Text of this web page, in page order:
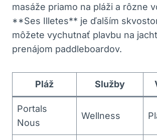
masáže priamo na pláži a rôzne
**Ses Illetes** je ďalším
môžete vychutnať plavbu na
prenájom paddleboardov.
Pláž Služby
Portals
Nous
Wellness